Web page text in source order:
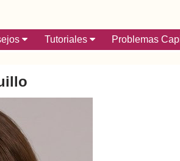
Tutoriales Problemas